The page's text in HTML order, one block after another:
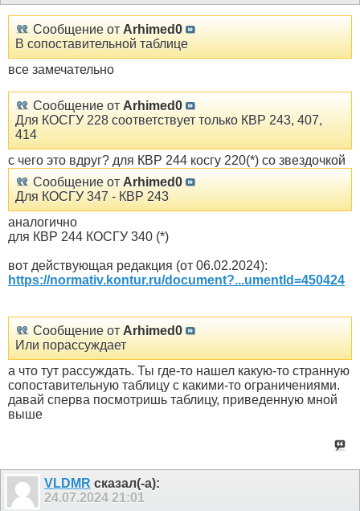
Сообщение от Arhimed0
В сопоставительной таблице
все замечательно
Сообщение от Arhimed0
Для КОСГУ 228 соответствует только КВР 243, 407,
414
с чего это вдруг? для КВР 244 косгу 220(*) со звездочкой
Сообщение от Arhimed0
Для КОСГУ 347 - КВР 243
аналогично
для КВР 244 КОСГУ 340 (*)
вот действующая редакция (от 06.02.2024):
https://normativ.kontur.ru/document?...umentId=450424
Сообщение от Arhimed0
Или порассуждает
а что тут рассуждать. Ты где-то нашел какую-то странную
сопоставительную таблицу с какими-то ограничениями.
давай сперва посмотришь таблицу, приведенную мной
выше
VLDMR сказал(-а):
24.07.2024 21:01